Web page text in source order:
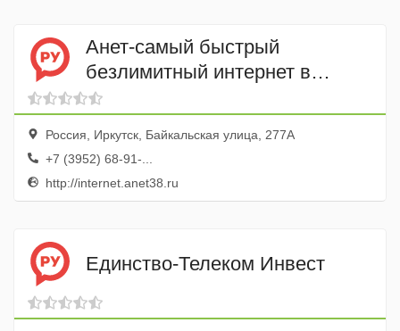
Анет-самый быстрый
безлимитный интернет в
частный дом
Россия, Иркутск, Байкальская улица, 277А
+7 (3952) 68-91-...
http://internet.anet38.ru
Единство-Телеком Инвест